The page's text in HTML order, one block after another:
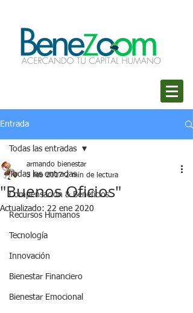
Entrada
Todas las entradas
Compensación & Beneficios
Recursos Humanos
Tecnología
Innovación
Bienestar Financiero
Bienestar Emocional
Todas las entradas
"Buenos Oficios"
armando bienestar
3 feb 2017 2 min de lectura
Actualizado: 22 ene 2020